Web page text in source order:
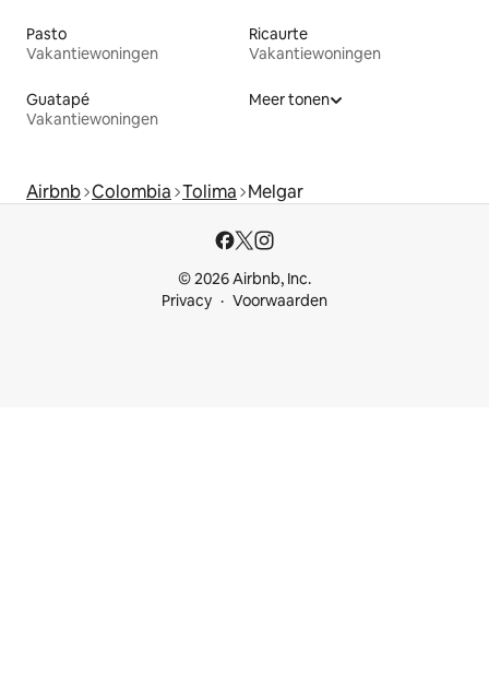
Pasto
Vakantiewoningen
Ricaurte
Vakantiewoningen
Guatapé
Vakantiewoningen
Meer tonen
Airbnb Colombia Tolima Melgar
© 2026 Airbnb, Inc.
Privacy
Voorwaarden